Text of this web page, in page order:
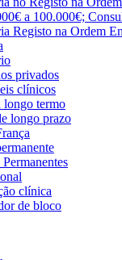
a 100.000€;
Registo na Ordem
privados
clínicos
longo termo
longo prazo
clínica
de bloco